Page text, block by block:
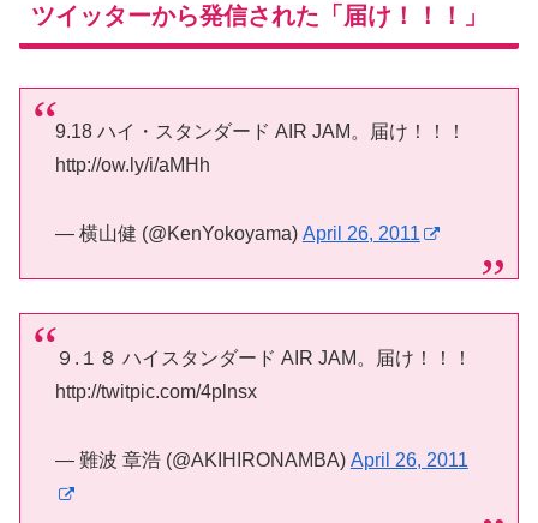
ツイッターから発信された「届け！！！」
9.18 ハイ・スタンダード AIR JAM。届け！！！
http://ow.ly/i/aMHh
— 横山健 (@KenYokoyama) April 26, 2011
９.１８ ハイスタンダード AIR JAM。届け！！！
http://twitpic.com/4plnsx
— 難波 章浩 (@AKIHIRONAMBA) April 26, 2011